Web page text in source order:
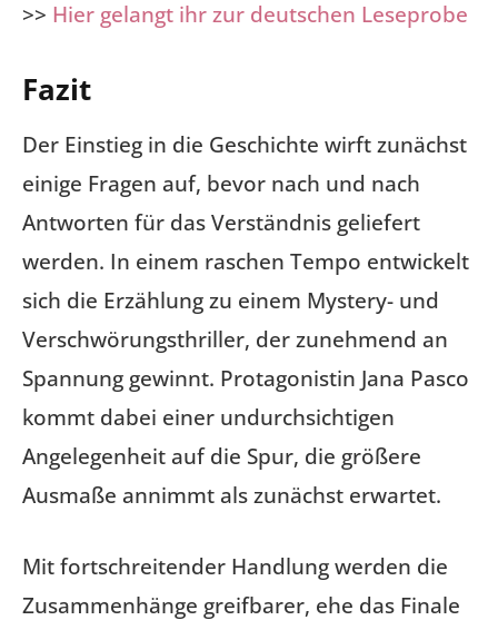
>> Hier gelangt ihr zur deutschen Leseprobe
Fazit
Der Einstieg in die Geschichte wirft zunächst
einige Fragen auf, bevor nach und nach
Antworten für das Verständnis geliefert
werden. In einem raschen Tempo entwickelt
sich die Erzählung zu einem Mystery- und
Verschwörungsthriller, der zunehmend an
Spannung gewinnt. Protagonistin Jana Pasco
kommt dabei einer undurchsichtigen
Angelegenheit auf die Spur, die größere
Ausmaße annimmt als zunächst erwartet.
Mit fortschreitender Handlung werden die
Zusammenhänge greifbarer, ehe das Finale